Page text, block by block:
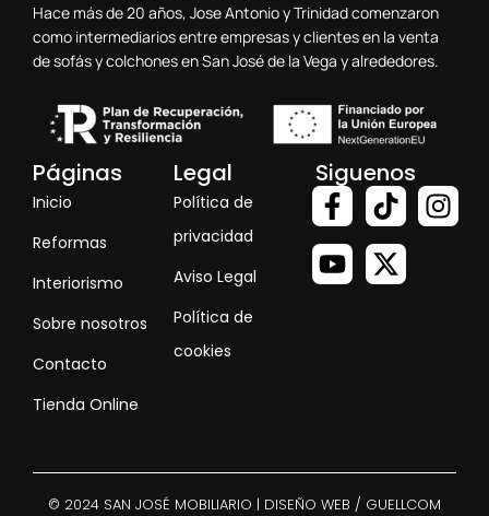
Hace más de 20 años, Jose Antonio y Trinidad comenzaron
como intermediarios entre empresas y clientes en la venta
de sofás y colchones en San José de la Vega y alrededores.
Páginas
Inicio
Reformas
Interiorismo
Sobre nosotros
Contacto
Tienda Online
Legal
Política de
privacidad
Aviso Legal
Política de
cookies
Siguenos
© 2024 SAN JOSÉ MOBILIARIO | DISEÑO WEB / GUELLCOM